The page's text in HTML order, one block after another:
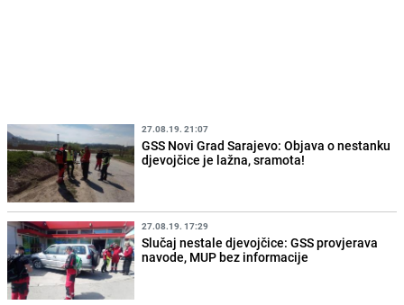
27.08.19. 21:07
GSS Novi Grad Sarajevo: Objava o nestanku
djevojčice je lažna, sramota!
27.08.19. 17:29
Slučaj nestale djevojčice: GSS provjerava
navode, MUP bez informacije